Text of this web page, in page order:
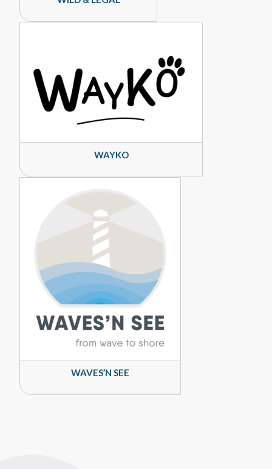
WAYKO
WAVES’N SEE